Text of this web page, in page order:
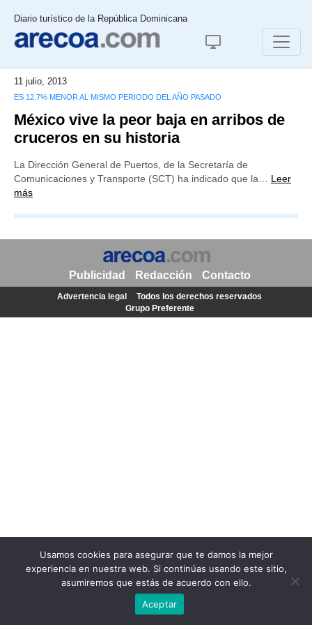
Diario turístico de la República Dominicana
11 julio, 2013
ES 12.7% MENOR AL MISMO PERIODO DEL AÑO PASADO
México vive la peor baja en arribos de
cruceros en su historia
La Dirección General de Puertos, de la Secretaría de
Comunicaciones y Transporte (SCT) ha indicado que la… Leer
más
Usamos cookies para asegurar que te damos la mejor
experiencia en nuestra web. Si continúas usando este sitio,
asumiremos que estás de acuerdo con ello.
Aceptar
Publicidad Redacción Contacto
Advertencia legal
Todos los derechos reservados
Grupo Preferente